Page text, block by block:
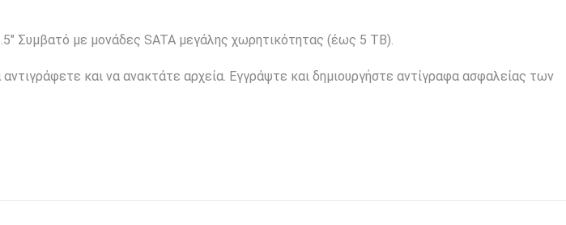
Συμβατό με μονάδες SATA μεγάλης χωρητικότητας (έως 5 TB).
και να ανακτάτε αρχεία. Εγγράψτε και δημιουργήστε αντίγραφα ασφαλείας των